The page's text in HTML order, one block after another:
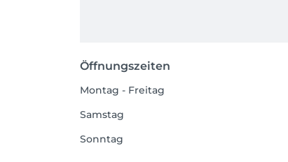
Öffnungszeiten
Montag - Freitag
Samstag
Sonntag